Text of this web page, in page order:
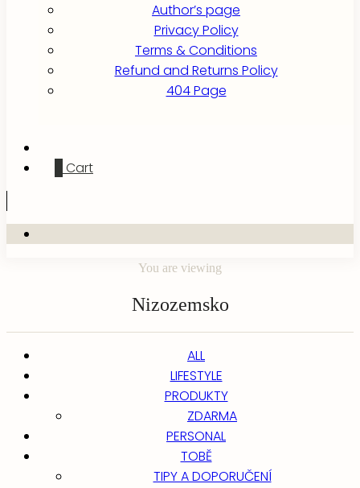
Author’s page
Privacy Policy
Terms & Conditions
Refund and Returns Policy
404 Page
Cart
You are viewing
Nizozemsko
ALL
LIFESTYLE
PRODUKTY
ZDARMA
PERSONAL
TOBĚ
TIPY A DOPORUČENÍ